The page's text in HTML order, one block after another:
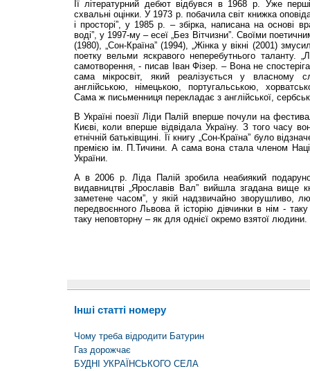
Її літературний дебют відбувся в 1968 р. Уже
схвальні оцінки. У 1973 р. побачила світ книжка
і просторі”, у 1985 р. – збірка, написана на основі
воді”, у 1997-му – есеї „Без Вітчизни”. Своїми
(1980), „Сон-Країна” (1994), „Жінка у вікні (2001)
поетку вельми яскравого неперебутнього таланту.
самотворення, - писав Іван Фізер. – Вона не
сама мікросвіт, який реалізується у власному
англійською, німецькою, португальською,
Сама ж письменниця перекладає з англійської,
В Україні поезії Ліди Палій вперше почули на
Києві, коли вперше відвідала Україну. З того часу
етнічній батьківщині. Її книгу „Сон-Країна” було
премією ім. П.Тичини. А сама вона стала членом
України.
А в 2006 р. Ліда Палій зробила неабиякий
видавництві „Ярославів Вал” вийшла згадана вище
заметене часом”, у якій надзвичайно зворушливо,
передвоєнного Львова й історію дівчинки в нім -
таку неповторну – як для однієї окремо взятої людини.
Інші статті номеру
Чому треба відродити Батурин
Газ дорожчає
БУДНІ УКРАЇНСЬКОГО СЕЛА